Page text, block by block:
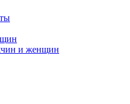
и женщин